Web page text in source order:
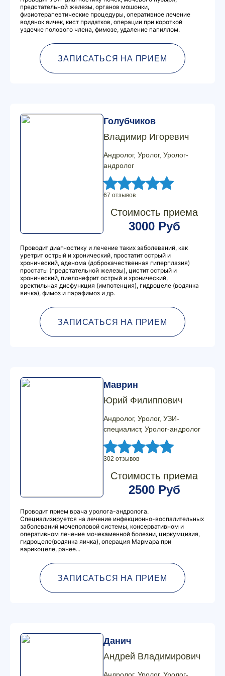
предстательной железы, органов мошонки,
физиотерапевтические процедуры, оперативное лечение
водянок яичек, кист придатков, операции при короткой
уздечке полового члена, фимозе, удаление папиллом.
ЗАПИСАТЬСЯ НА ПРИЕМ
Голубчиков
Владимир Игоревич
Андролог, Уролог, Уролог-
андролог
67 отзывов
Стоимость приема
3000 Руб
Проводит диагностику и лечение таких заболеваний, как
уретрит острый и хронический, простатит острый и
хронический, аденома (доброкачественная гиперплазия)
простаты (предстательной железы), цистит острый и
хронический, пиелонефрит острый и хронический,
эректильная дисфункция (импотенция), гидроцеле (водянка
яичка), фимоз и парафимоз и др.
ЗАПИСАТЬСЯ НА ПРИЕМ
Маврин
Юрий Филиппович
Андролог, Уролог, УЗИ-
специалист, Уролог-андролог
302 отзывов
Стоимость приема
2500 Руб
Проводит прием врача уролога-андролога.
Специализируется на лечение инфекционно-воспалительных
заболеваний мочеполовой системы, консервативном и
оперативном лечение мочекаменной болезни, циркумцизия,
гидроцеле(водянка яичка), операция Мармара при
варикоцеле, ранее...
ЗАПИСАТЬСЯ НА ПРИЕМ
Данич
Андрей Владимирович